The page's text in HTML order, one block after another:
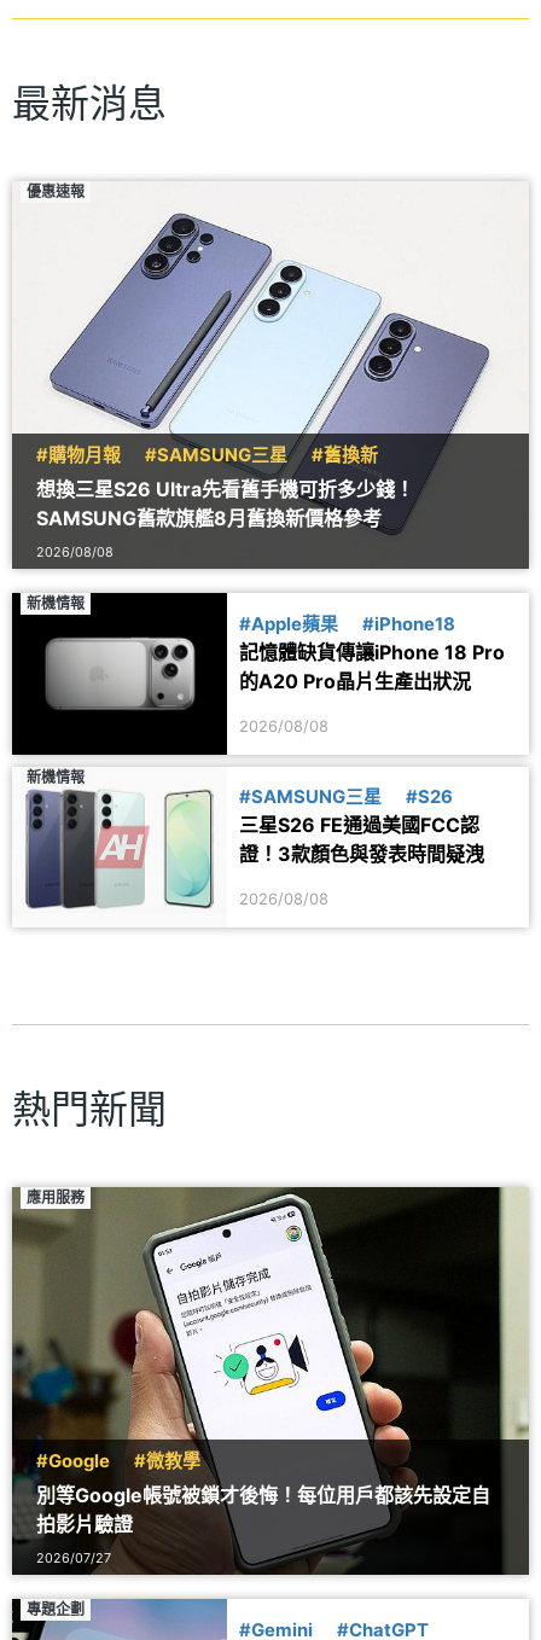
最新消息
優惠速報
#購物月報 #SAMSUNG三星 #舊換新
想換三星S26 Ultra先看舊手機可折多少錢！
SAMSUNG舊款旗艦8月舊換新價格參考
2026/08/08
新機情報
#Apple蘋果 #iPhone18
記憶體缺貨傳讓iPhone 18 Pro
的A20 Pro晶片生產出狀況
2026/08/08
新機情報
#SAMSUNG三星 #S26
三星S26 FE通過美國FCC認
證！3款顏色與發表時間疑洩
2026/08/08
熱門新聞
應用服務
#Google #微教學
別等Google帳號被鎖才後悔！每位用戶都該先設定自
拍影片驗證
2026/07/27
專題企劃
#Gemini #ChatGPT